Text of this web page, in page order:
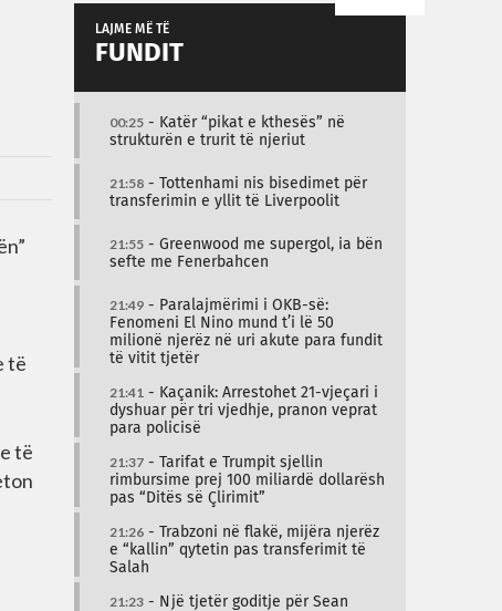
të
të
LAJME MË TË
FUNDIT
00:25 - Katër “pikat e kthesës” në
strukturën e trurit të njeriut
21:58 - Tottenhami nis bisedimet për
transferimin e yllit të Liverpoolit
21:55 - Greenwood me supergol, ia bën
sefte me Fenerbahcen
21:49 - Paralajmërimi i OKB-së:
Fenomeni El Nino mund t’i lë 50
milionë njerëz në uri akute para fundit
të vitit tjetër
21:41 - Kaçanik: Arrestohet 21-vjeçari i
dyshuar për tri vjedhje, pranon veprat
para policisë
21:37 - Tarifat e Trumpit sjellin
rimbursime prej 100 miliardë dollarësh
pas “Ditës së Çlirimit”
21:26 - Trabzoni në flakë, mijëra njerëz
e “kallin” qytetin pas transferimit të
Salah
21:23 - Një tjetër goditje për Sean